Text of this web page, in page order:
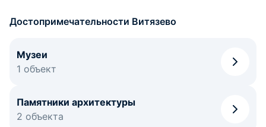
Победоносца, ведь это уникальнейшее и красивейшее
строение этого региона.
Достопримечательности Витязево
Музеи
1 объект
Памятники архитектуры
2 объекта